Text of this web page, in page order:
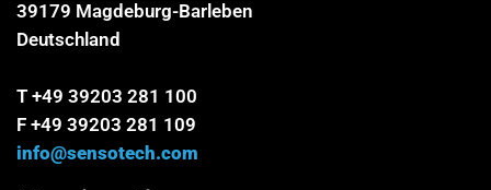
39179 Magdeburg-Barleben
Deutschland
T +49 39203 281 100
F +49 39203 281 109
info@sensotech.com